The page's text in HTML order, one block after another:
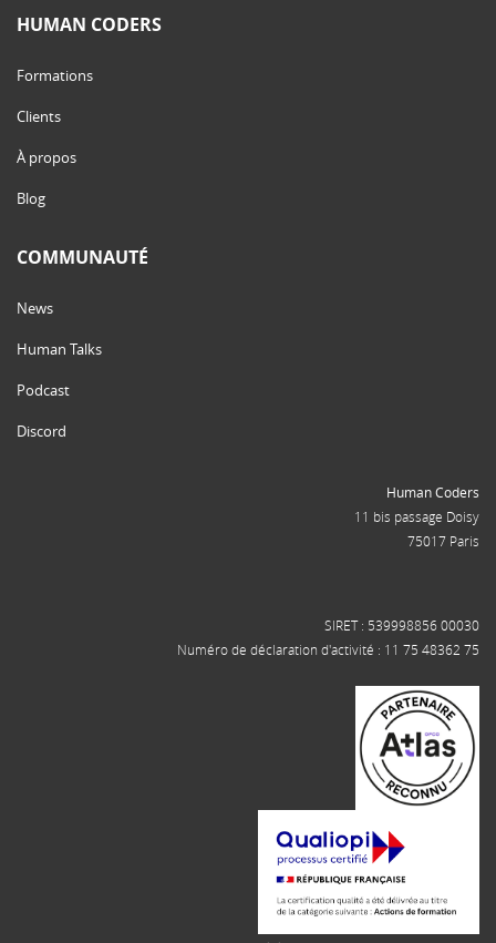
HUMAN CODERS
Formations
Clients
À propos
Blog
COMMUNAUTÉ
News
Human Talks
Podcast
Discord
Human Coders
11 bis passage Doisy
75017 Paris
SIRET : 539998856 00030
Numéro de déclaration d'activité : 11 75 48362 75